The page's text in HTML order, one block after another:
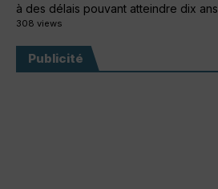
à des délais pouvant atteindre dix ans
308 views
Publicité